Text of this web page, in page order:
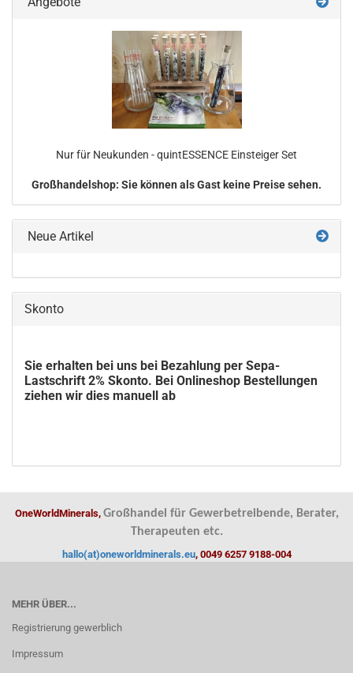
Nur für Neu­kun­den - quintESSENCE Ein­stei­ger Set
Großhandelshop: Sie können als Gast keine Preise sehen.
Neue Artikel
Skonto
Sie erhalten bei uns bei Bezahlung per Sepa-
Lastschrift 2% Skonto. Bei Onlineshop Bestellungen
ziehen wir dies manuell ab
OneWorldMinerals, Großhandel für Gewerbetreibende, Berater,
Therapeuten etc.
hallo(at)oneworldminerals.eu, 0049 6257 9188-004
MEHR ÜBER...
Registrierung gewerblich
Impressum